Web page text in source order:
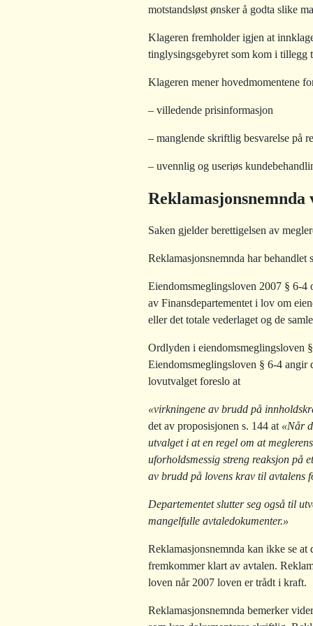
motstandsløst ønsker å godta slike
Klageren fremholder igjen at
tinglysingsgebyret som kom i tillegg
Klageren mener hovedmomentene
– villedende prisinformasjon
– manglende skriftlig besvarelse på
– uvennlig og useriøs
Saken gjelder berettigelsen av
Reklamasjonsnemnda har
Eiendomsmeglingsloven 2007 § 6-4
av Finansdepartementet i lov om
eller det totale vederlaget og de
Ordlyden i eiendomsmeglingsloven
Eiendomsmeglingsloven § 6-4 angir
lovutvalget foreslo at
«virkningene av brudd på
det av proposisjonen s. 144 at «Når
utvalget i at en regel om at
uforholdsmessig streng reaksjon på
av brudd på lovens krav til avtalens
Departementet slutter seg også til
mangelfulle avtaledokumenter.»
Reklamasjonsnemnda kan ikke se
fremkommer klart av avtalen.
loven når 2007 loven er trådt i kraft.
Reklamasjonsnemnda bemerker